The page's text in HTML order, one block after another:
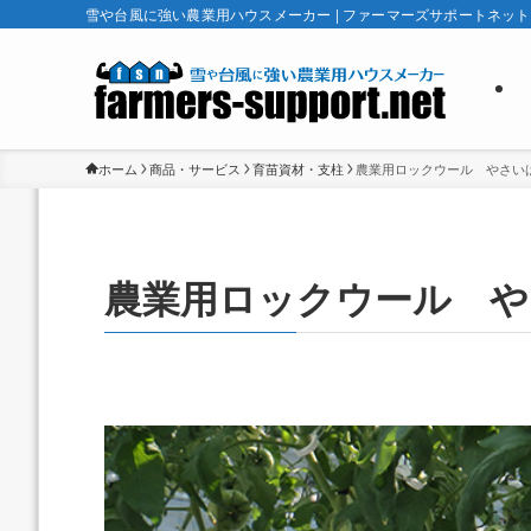
雪や台風に強い農業用ハウスメーカー | ファーマーズサポートネット
ホーム 商品・サービス 育苗資材・支柱 農業用ロックウール やさい
農業用ロックウール